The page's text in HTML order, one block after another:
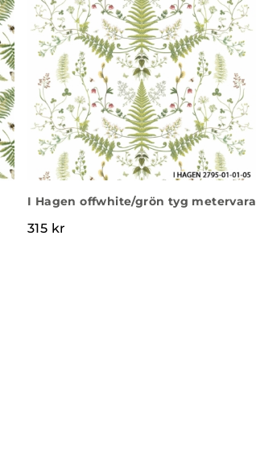
I Hagen offwhite/grön tyg metervara
315 kr